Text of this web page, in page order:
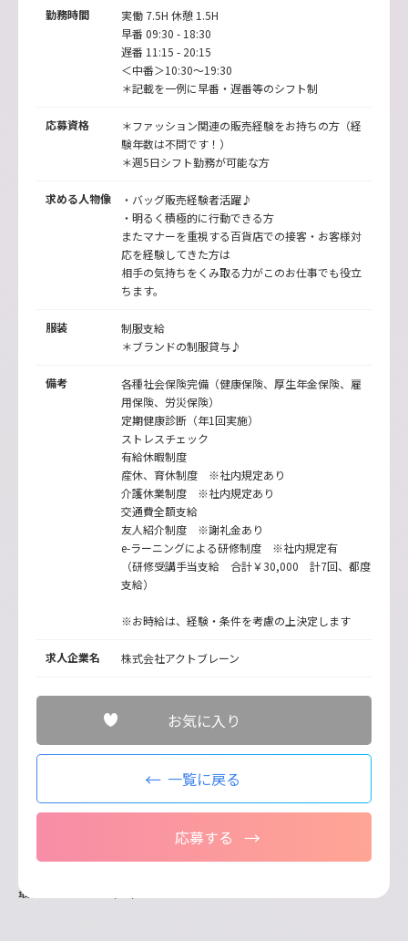
勤務時間
実働 7.5H 休憩 1.5H
早番 09:30 - 18:30
遅番 11:15 - 20:15
＜中番＞10:30～19:30
＊記載を一例に早番・遅番等のシフト制
応募資格
＊ファッション関連の販売経験をお持ちの方（経
験年数は不問です！）
＊週5日シフト勤務が可能な方
求める人物像
・バッグ販売経験者活躍♪
・明るく積極的に行動できる方
またマナーを重視する百貨店での接客・お客様対
応を経験してきた方は
相手の気持ちをくみ取る力がこのお仕事でも役立
ちます。
服装
制服支給
＊ブランドの制服貸与♪
備考
各種社会保険完備（健康保険、厚生年金保険、雇
用保険、労災保険）
定期健康診断（年1回実施）
ストレスチェック
有給休暇制度
産休、育休制度 ※社内規定あり
介護休業制度 ※社内規定あり
交通費全額支給
友人紹介制度 ※謝礼金あり
e-ラーニングによる研修制度 ※社内規定有
（研修受講手当支給 合計￥30,000 計7回、都度
支給）
※お時給は、経験・条件を考慮の上決定します
求人企業名 株式会社アクトブレーン
お気に入り
一覧に戻る
応募する
最終更新日：2026/07/09